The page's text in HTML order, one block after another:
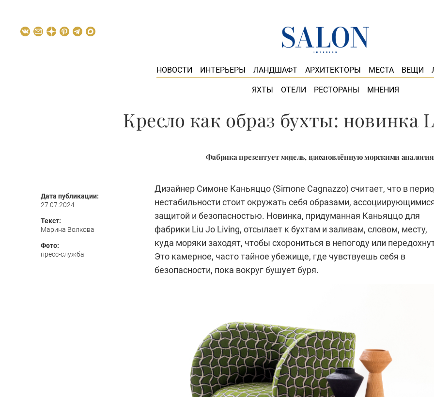
НОВОСТИ ИНТЕРЬЕРЫ ЛАНДШАФТ АРХИТЕКТОРЫ МЕСТА ВЕЩИ
ЯХТЫ ОТЕЛИ РЕСТОРАНЫ МНЕНИЯ
Кресло как образ бухты: новинка
Фабрика презентует модель, вдохновлённую морскими
Дата публикации:
27.07.2024
Текст:
Марина Волкова
Фото:
пресс-служба
Дизайнер Симоне Каньяццо (Simone Cagnazzo) считает, что в
нестабильности стоит окружать себя образами,
защитой и безопасностью. Новинка, придуманная Каньяццо для
фабрики Liu Jo Living, отсылает к бухтам и заливам, словом, месту,
куда моряки заходят, чтобы схорониться в непогоду или
Это камерное, часто тайное убежище, где чувствуешь себя в
безопасности, пока вокруг бушует буря.